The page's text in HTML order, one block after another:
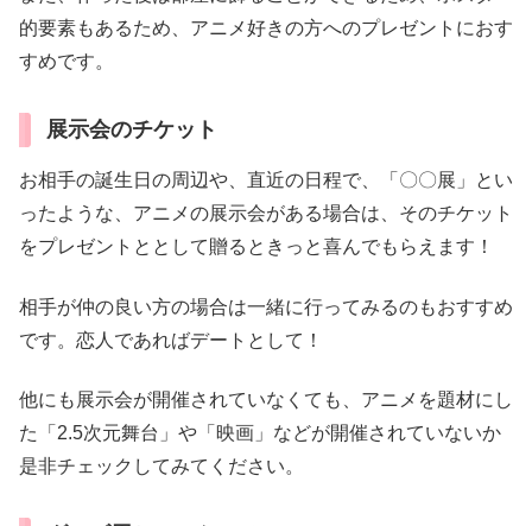
的要素もあるため、アニメ好きの方へのプレゼントにおす
すめです。
展示会のチケット
お相手の誕生日の周辺や、直近の日程で、「〇〇展」とい
ったような、アニメの展示会がある場合は、そのチケット
をプレゼントととして贈るときっと喜んでもらえます！
相手が仲の良い方の場合は一緒に行ってみるのもおすすめ
です。恋人であればデートとして！
他にも展示会が開催されていなくても、アニメを題材にし
た「2.5次元舞台」や「映画」などが開催されていないか
是非チェックしてみてください。